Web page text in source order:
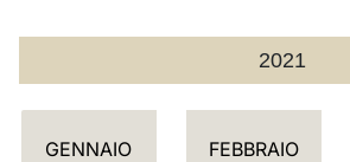
2021
C
GENNAIO FEBBRAIO